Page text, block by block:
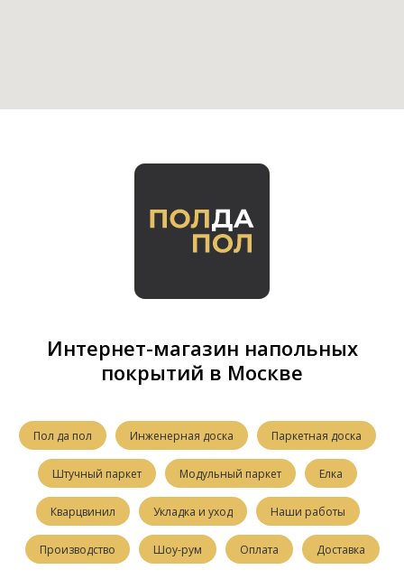
Интернет-магазин напольных
покрытий в Москве
Пол да пол Инженерная доска Паркетная доска
Штучный паркет Модульный паркет Елка
Кварцвинил Укладка и уход Наши работы
Производство Шоу-рум Оплата Доставка